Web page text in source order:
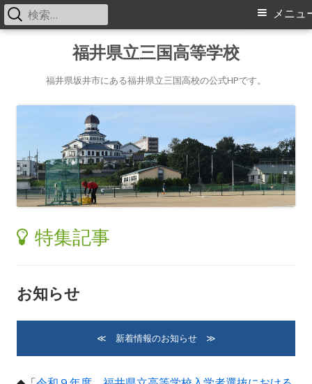
福井県立三国高等学校
福井県坂井市にある福井県立三国高校の公式HPです。
メ
メニュ
検
索:
特集記事
お知らせ
≪ 新着情報のお知らせ ≫